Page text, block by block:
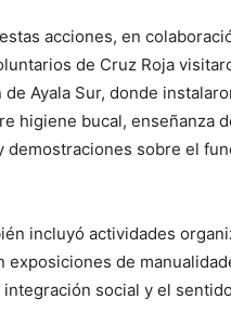
acciones, en
de Cruz Roja
de Ayala Sur, donde
higiene bucal, enseñanza
demostraciones sobre el
incluyó actividades
exposiciones de
social y el